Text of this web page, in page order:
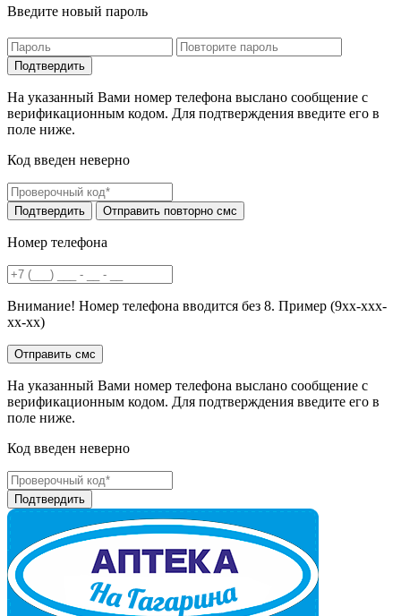
Введите новый пароль
На указанный Вами номер телефона выслано сообщение с
верификационным кодом. Для подтверждения введите его в
поле ниже.
Код введен неверно
Номер телефона
Внимание! Номер телефона вводится без 8. Пример (9хх-ххх-
хх-хх)
На указанный Вами номер телефона выслано сообщение с
верификационным кодом. Для подтверждения введите его в
поле ниже.
Код введен неверно